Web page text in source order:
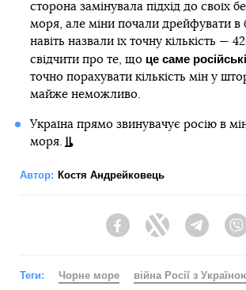
сторона замінувала підхід до своїх
моря, але міни почали дрейфувати в
навіть назвали їх точну кількість —
свідчити про те, що це саме
точно порахувати кількість мін у
майже неможливо.
Україна прямо звинувачує росію в
моря.
Автор: Костя Андрейковець
FacebookTwitter
Теги: Чорне море війна Росії з